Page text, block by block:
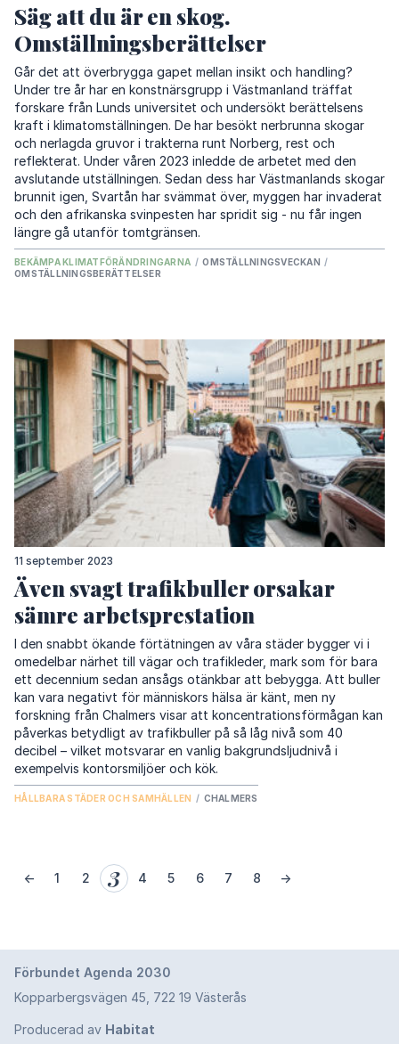
Säg att du är en skog.
Omställningsberättelser
Går det att överbrygga gapet mellan insikt och handling?
Under tre år har en konstnärsgrupp i Västmanland träffat
forskare från Lunds universitet och undersökt berättelsens
kraft i klimatomställningen. De har besökt nerbrunna skogar
och nerlagda gruvor i trakterna runt Norberg, rest och
reflekterat. Under våren 2023 inledde de arbetet med den
avslutande utställningen. Sedan dess har Västmanlands skogar
brunnit igen, Svartån har svämmat över, myggen har invaderat
och den afrikanska svinpesten har spridit sig - nu får ingen
längre gå utanför tomtgränsen.
BEKÄMPA KLIMATFÖRÄNDRINGARNA / OMSTÄLLNINGSVECKAN /
OMSTÄLLNINGSBERÄTTELSER
11 september 2023
Även svagt trafikbuller orsakar
sämre arbetsprestation
I den snabbt ökande förtätningen av våra städer bygger vi i
omedelbar närhet till vägar och trafikleder, mark som för bara
ett decennium sedan ansågs otänkbar att bebygga. Att buller
kan vara negativt för människors hälsa är känt, men ny
forskning från Chalmers visar att koncentrationsförmågan kan
påverkas betydligt av trafikbuller på så låg nivå som 40
decibel – vilket motsvarar en vanlig bakgrundsljudnivå i
exempelvis kontorsmiljöer och kök.
HÅLLBARA STÄDER OCH SAMHÄLLEN / CHALMERS
← 1 2 3 4 5 6 7 8 →
Förbundet Agenda 2030
Kopparbergsvägen 45, 722 19 Västerås
Producerad av Habitat